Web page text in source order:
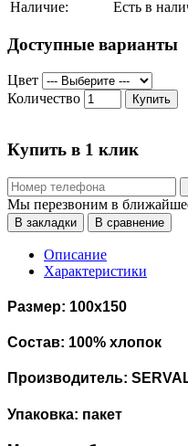
Наличие:
Есть в
Доступные варианты
Цвет
Количество
Купить
Купить в 1 клик
Мы перезвоним в
В закладки В сравнение
Описание
Характеристики
Размер: 100х150
Состав: 100% хлопок
Производитель:
Упаковка: пакет